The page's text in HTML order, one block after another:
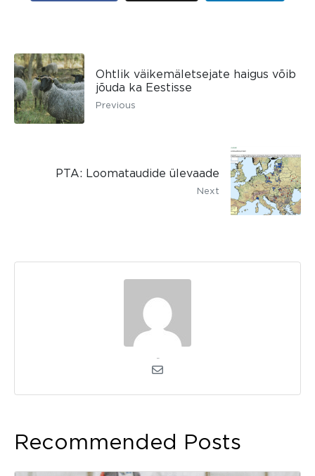
Ohtlik väikemäletsejate haigus võib
jõuda ka Eestisse
Previous
PTA: Loomataudide ülevaade
Next
Recommended Posts